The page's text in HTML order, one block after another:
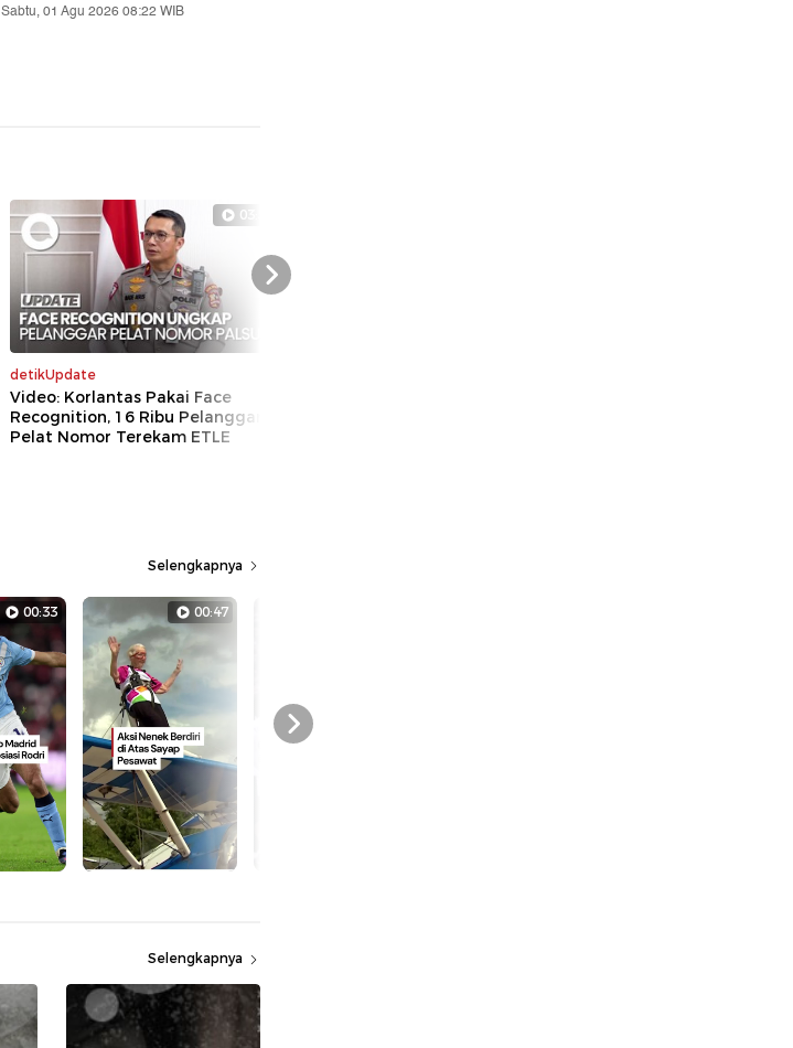
Sabtu, 01 Agu 2026 08:22 WIB
03:52
detikUpdate
Video: Korlantas Pakai Face
Recognition, 16 Ribu Pelanggaran
Pelat Nomor Terekam ETLE
Next
Selengkapnya
00:33 00:47
Next
Selengkapnya